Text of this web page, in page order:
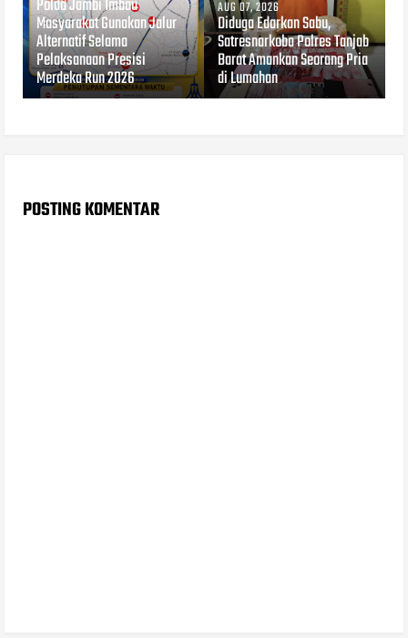
Polda Jambi Imbau
Masyarakat Gunakan Jalur
Alternatif Selama
Pelaksanaan Presisi
Merdeka Run 2026
AUG 07, 2026
Diduga Edarkan Sabu,
Satresnarkoba Polres Tanjab
Barat Amankan Seorang Pria
di Lumahan
POSTING KOMENTAR